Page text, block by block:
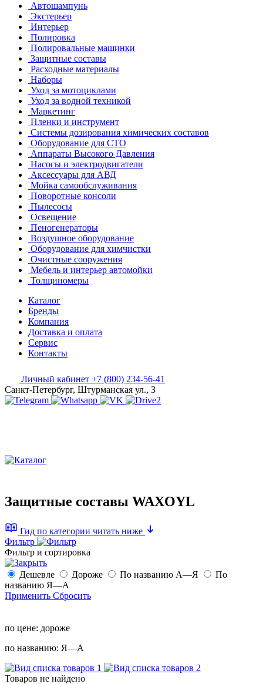
Автошампунь
Экстерьер
Интерьер
Полировка
Полировальные машинки
Защитные составы
Расходные материалы
Наборы
Уход за мотоциклами
Уход за водной техникой
Маркетинг
Пленки и инструмент
Системы дозирования химических составов
Оборудование для СТО
Аппараты Высокого Давления
Насосы и электродвигатели
Аксессуары для АВД
Мойка самообслуживания
Поворотные консоли
Пылесосы
Освещение
Пеногенераторы
Воздушное оборудование
Оборудование для химчистки
Очистные сооружения
Мебель и интерьер автомойки
Толщиномеры
Каталог
Бренды
Компания
Доставка и оплата
Сервис
Контакты
Личный кабинет +7 (800) 234-56-41
Санкт-Петербург, Штурманская ул., 3
Защитные составы WAXOYL
Гид по категории читать ниже
Фильтр
Фильтр и сортировка
Дешевле Дороже По названию А—Я
По
названию Я—А
Применить Сбросить
по цене: дороже
по названию: Я—А
Товаров не найдено